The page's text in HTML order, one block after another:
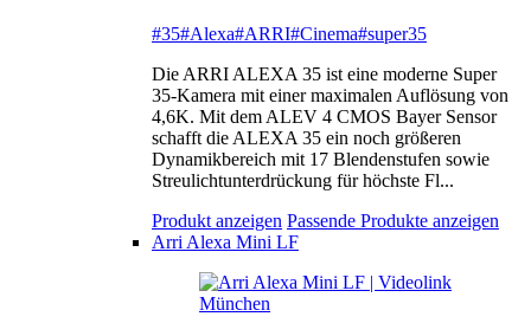
#35#Alexa#ARRI#Cinema#super35
Die ARRI ALEXA 35 ist eine moderne Super
35-Kamera mit einer maximalen Auflösung von
4,6K. Mit dem ALEV 4 CMOS Bayer Sensor
schafft die ALEXA 35 ein noch größeren
Dynamikbereich mit 17 Blendenstufen sowie
Streulichtunterdrückung für höchste Fl...
Produkt anzeigen Passende Produkte anzeigen
Arri Alexa Mini LF